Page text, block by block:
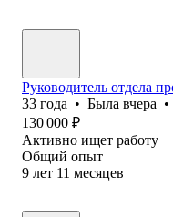
Руководитель отдела
33 года • Была вчера •
130 000 ₽
Активно ищет работу
Общий опыт
9 лет 11 месяцев